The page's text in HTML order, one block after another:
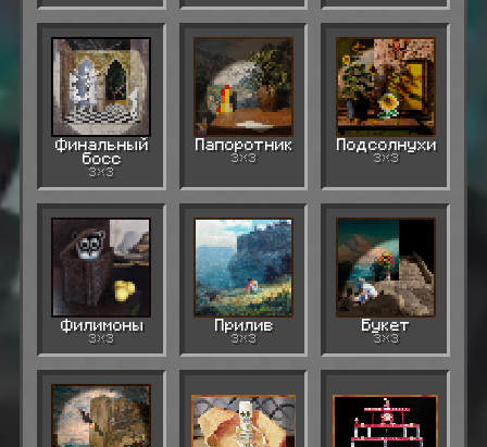
Финальный
босс
3×3
Папоротник
3×3
Подсолнухи
3×3
Филимоны
3×3
Прилив
3×3
Букет
3×3